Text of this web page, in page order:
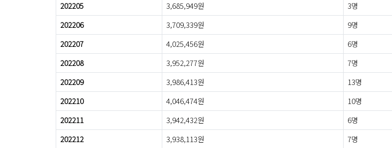
202205
3,685,949원 3명
202206
3,709,339원 9명
202207
4,025,456원 6명
202208
3,952,277원 7명
202209
3,986,413원 13명
202210
4,046,474원 10명
202211
3,942,432원 6명
202212
3,938,113원 7명